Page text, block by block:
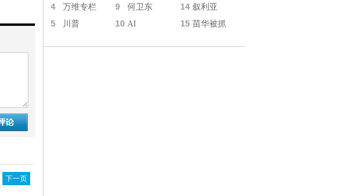
下一页
4 万维专栏 9 何卫东 14 叙利亚
5 川普 10 AI 15 苗华被抓